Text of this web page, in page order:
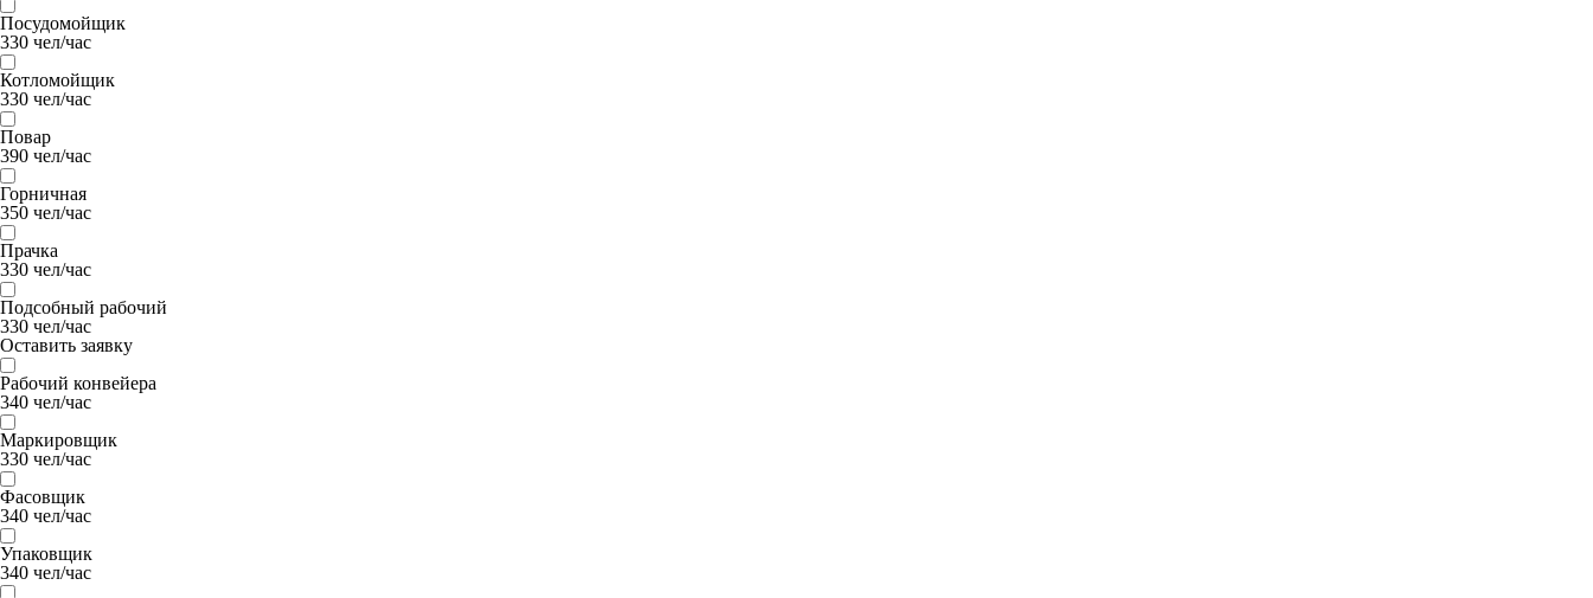
Посудомойщик
330 чел/час
Котломойщик
330 чел/час
Повар
390 чел/час
Горничная
350 чел/час
Прачка
330 чел/час
Подсобный рабочий
330 чел/час
Оставить заявку
Рабочий конвейера
340 чел/час
Маркировщик
330 чел/час
Фасовщик
340 чел/час
Упаковщик
340 чел/час